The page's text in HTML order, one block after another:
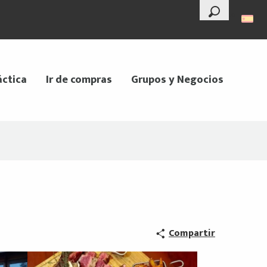
--°
Buscar
Ir de compras Grupos y Negocios
Compartir